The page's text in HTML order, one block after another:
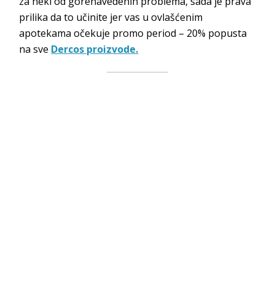
prilika da to učinite jer vas u ovlašćenim
apotekama očekuje promo period – 20% popusta
na sve Dercos proizvode.